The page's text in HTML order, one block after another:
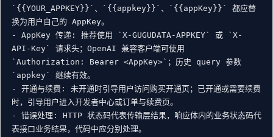
`{{YOUR_APPKEY}}`、`{{appkey}}`、`{{appKey}}` 都应替
换为用户自己的 AppKey。
- AppKey 传递: 推荐使用 `X-GUGUDATA-APPKEY` 或 `X-
API-Key` 请求头；OpenAI 兼容客户端可使用
`Authorization: Bearer <AppKey>`；历史 query 参数
`appkey` 继续有效。
- 开通与续费: 未开通时引导用户访问购买开通页；已开通或需要续费
时，引导用户进入开发者中心或订单与续费页。
- 错误处理: HTTP 状态码代表传输层结果，响应体内的业务状态码代
表接口业务结果，代码中应分别处理。